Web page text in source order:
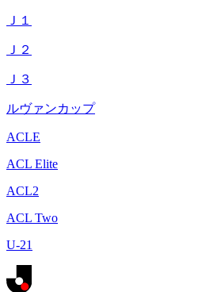
Ｊ１
Ｊ２
Ｊ３
ルヴァンカップ
ACLE
ACL Elite
ACL2
ACL Two
U-21